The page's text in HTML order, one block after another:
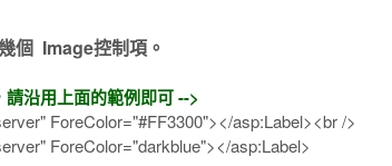
個 Image控制項。
沿用上面的範例即可 -->
ForeColor="#FF3300"></asp:Label><br />
ForeColor="darkblue"></asp:Label>